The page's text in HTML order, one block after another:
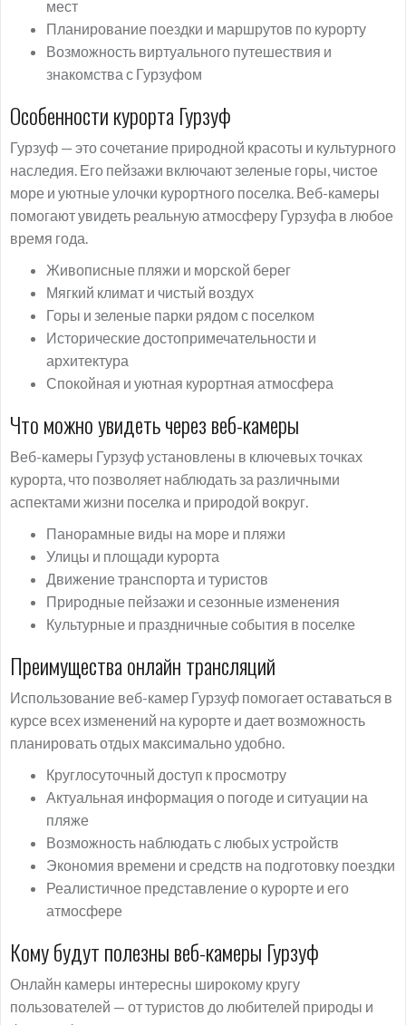
мест
Планирование поездки и маршрутов по курорту
Возможность виртуального путешествия и
знакомства с Гурзуфом
Особенности курорта Гурзуф
Гурзуф — это сочетание природной красоты и культурного
наследия. Его пейзажи включают зеленые горы, чистое
море и уютные улочки курортного поселка. Веб-камеры
помогают увидеть реальную атмосферу Гурзуфа в любое
время года.
Живописные пляжи и морской берег
Мягкий климат и чистый воздух
Горы и зеленые парки рядом с поселком
Исторические достопримечательности и
архитектура
Спокойная и уютная курортная атмосфера
Что можно увидеть через веб-камеры
Веб-камеры Гурзуф установлены в ключевых точках
курорта, что позволяет наблюдать за различными
аспектами жизни поселка и природой вокруг.
Панорамные виды на море и пляжи
Улицы и площади курорта
Движение транспорта и туристов
Природные пейзажи и сезонные изменения
Культурные и праздничные события в поселке
Преимущества онлайн трансляций
Использование веб-камер Гурзуф помогает оставаться в
курсе всех изменений на курорте и дает возможность
планировать отдых максимально удобно.
Круглосуточный доступ к просмотру
Актуальная информация о погоде и ситуации на
пляже
Возможность наблюдать с любых устройств
Экономия времени и средств на подготовку поездки
Реалистичное представление о курорте и его
атмосфере
Кому будут полезны веб-камеры Гурзуф
Онлайн камеры интересны широкому кругу
пользователей — от туристов до любителей природы и